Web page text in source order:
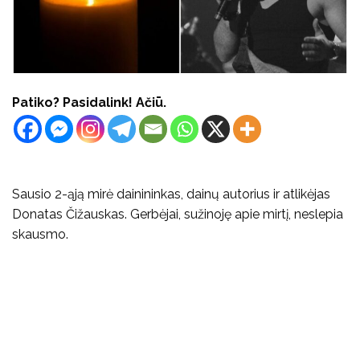
Patiko? Pasidalink! Ačiū.
Sausio 2-ąją mirė dainininkas, dainų autorius ir atlikėjas
Donatas Čižauskas. Gerbėjai, sužinoję apie mirtį, neslepia
skausmo.